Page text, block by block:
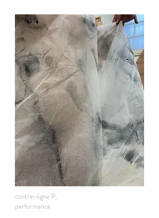
contre-ligne P,
performance